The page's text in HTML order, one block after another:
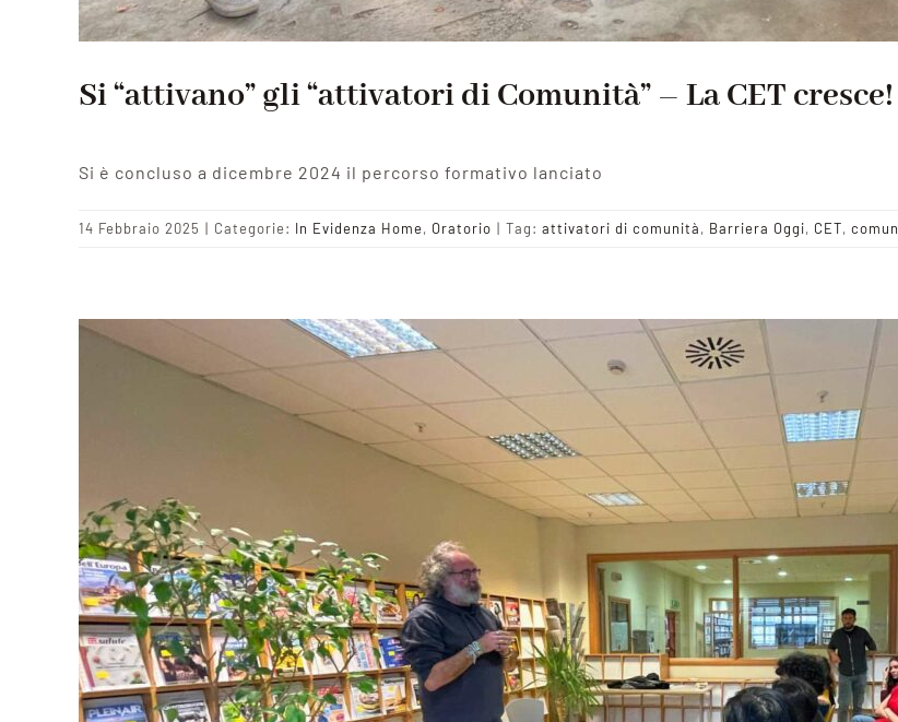
Si “attivano” gli “attivatori di Comunità” – La CET cresce!
Si è concluso a dicembre 2024 il percorso formativo lanciato
14 Febbraio 2025 | Categorie: In Evidenza Home, Oratorio | Tag: attivatori di comunità, Barriera Oggi, CET,